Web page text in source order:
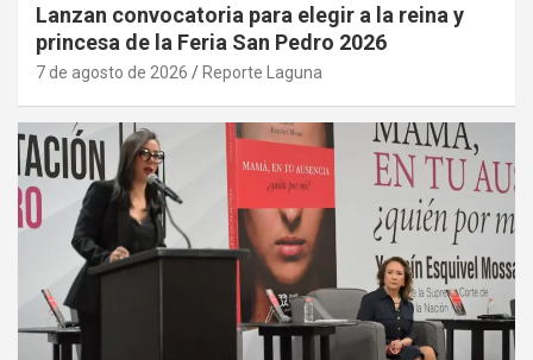
Lanzan convocatoria para elegir a la reina y
princesa de la Feria San Pedro 2026
7 de agosto de 2026 Reporte Laguna